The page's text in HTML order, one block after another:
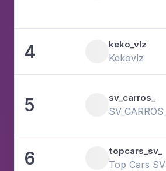
4 keko_vlz
Kekovlz
5 sv_carros_
SV_CARROS_
6 topcars_sv_
Top Cars SV